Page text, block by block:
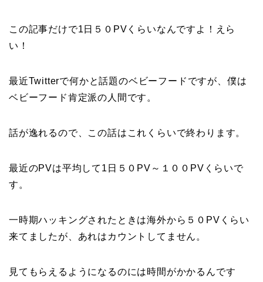
この記事だけで1日５０PVくらいなんですよ！えら
い！
最近Twitterで何かと話題のベビーフードですが、僕は
ベビーフード肯定派の人間です。
話が逸れるので、この話はこれくらいで終わります。
最近のPVは平均して1日５０PV～１００PVくらいで
す。
一時期ハッキングされたときは海外から５０PVくらい
来てましたが、あれはカウントしてません。
見てもらえるようになるのには時間がかかるんです